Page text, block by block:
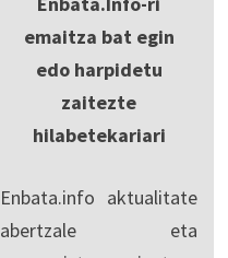
emaitza bat egin
edo harpidetu
zaitezte
hilabetekariari
Enbata.info aktualitate
abertzale eta